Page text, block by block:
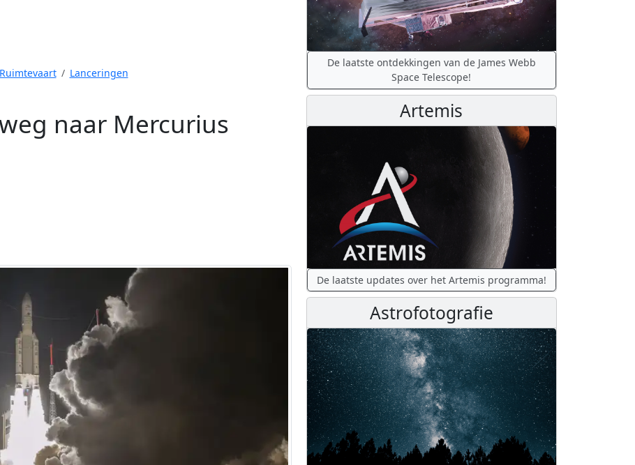
Ruimtevaart
Lanceringen
naar Mercurius
De laatste ontdekkingen van de James Webb
Space Telescope!
Artemis
De laatste updates over het Artemis programma!
Astrofotografie